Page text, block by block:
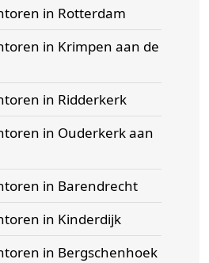
in Rotterdam
in Krimpen aan de
in Ridderkerk
in Ouderkerk aan
in Barendrecht
in Kinderdijk
in Bergschenhoek